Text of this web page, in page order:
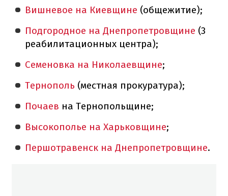
Вишневое на Киевщине (общежитие);
Подгородное на Днепропетровщине (3
реабилитационных центра);
Семеновка на Николаевщине;
Тернополь (местная прокуратура);
Почаев на Тернопольщине;
Высокополье на Харьковщине;
Першотравенск на Днепропетровщине.